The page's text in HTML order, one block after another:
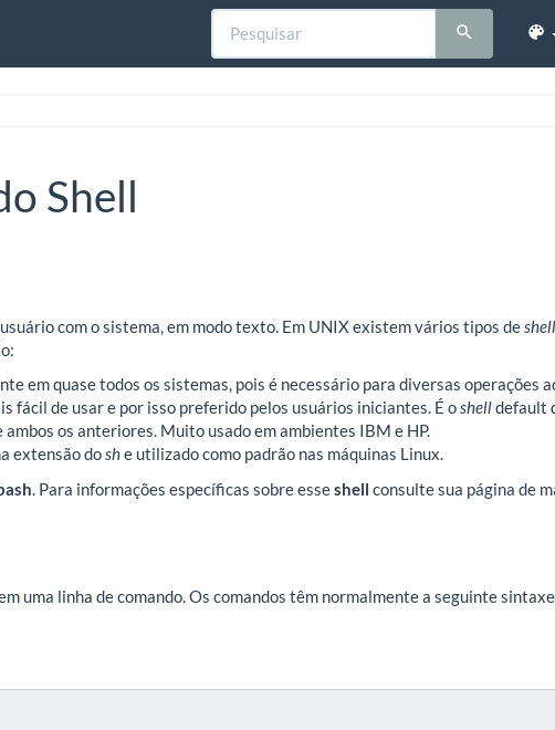
Shell
com o sistema, em modo texto. Em UNIX existem vários tipos de shell
em quase todos os sistemas, pois é necessário para diversas operações
fácil de usar e por isso preferido pelos usuários iniciantes. É oshelldefault
os anteriores. Muito usado em ambientes IBM e HP.
extensão doshe utilizado como padrão nas máquinas Linux.
. Para informações específicas sobre esseshell consulte sua página de
uma linha de comando. Os comandos têm normalmente a seguinte